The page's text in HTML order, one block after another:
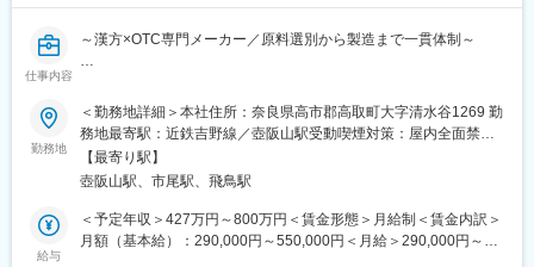
トを行っていただきます。
「エミフル株式会社のことはみんなで話し合って決めよう」とい
組織的には、ゆくゆくは、30名くらいになる予定です。
採用はもちろん、教育研修やマネジメント（面談等）も徐々にお
任せできたらと思っています。
20名入居可能（下の階男性１０名、上の階女性１０名）
└現在は３～４名の方が入居されており、体験入居の方を随時受
仕事内容
～漢方×OTC専門メーカー／原料選別から製造まで一貫体制～
漢方に特化した医薬品の製造における「薬剤師」の資格を活かし
てできるオフィス業務をお任せします。
■業務内容：
具体的には、下記内容から経験により
（1）医薬品製造業における管理薬剤師業務
（2）医薬品の申請・許可書類の作成
（3）取り扱い製品に関する薬事チェック及び関連文書の保管管理
勤務地
＜勤務地詳細＞本社住所：奈良県高市郡高取町大字清水谷1269 勤
務地最寄駅：近鉄吉野線／壺阪山駅受動喫煙対策：屋内全面禁煙
変更の範囲：無
【最寄り駅】
壺阪山駅、市尾駅、飛鳥駅
給与
＜予定年収＞427万円～800万円＜賃金形態＞月給制＜賃金内訳＞
月額（基本給）：290,000円～550,000円＜月給＞290,000円～